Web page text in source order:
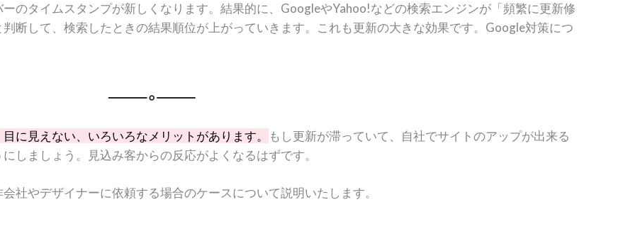
のタイムスタンプが新しくなります。結果的に、GoogleやYahoo!などの検索エンジンが「頻繁に更新修
断して、検索したときの結果順位が上がっていきます。これも更新の大きな効果です。Google対策につ
に見えない、いろいろなメリットがあります。
もし更新が滞っていて、自社でサイトのアップが出来る
しましょう。見込み客からの反応がよくなるはずです。
社やデザイナーに依頼する場合のケースについて説明いたします。